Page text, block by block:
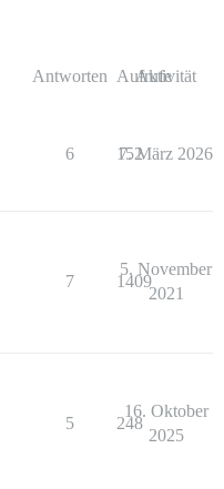
Antworten Aufrufe
Aktivität
6 152
7. März 2026
7 1409
5. November
2021
5 248
16. Oktober
2025